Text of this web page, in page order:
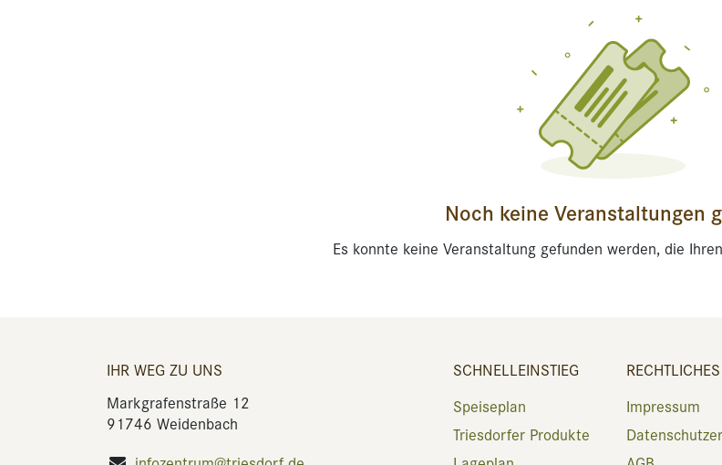
Noch keine Veranstaltungen
Es konnte keine Veranstaltung gefunden werden, die
IHR WEG ZU UNS
Markgrafenstraße 12
91746 Weidenbach
SCHNELLEINSTIEG
Speiseplan
Triesdorfer Produkte
RECHTLICHES
Impressum